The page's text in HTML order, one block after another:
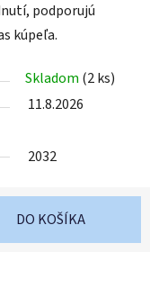
podporujú
kúpeľa.
Skladom (2 ks)
11.8.2026
2032
DO KOŠÍKA